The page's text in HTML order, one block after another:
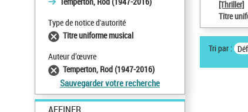
Type de notice d'autorité
Titre uniforme musical
Auteur d’œuvre
Temperton, Rod (1947-2016)
Sauvegarder votre recherche
[Thriller]
Titre
Tri par :